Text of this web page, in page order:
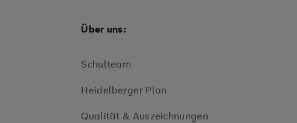
Über uns:
Schulteam
Heidelberger Plan
Qualität & Auszeichnungen